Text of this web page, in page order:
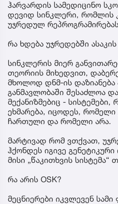
ჰარვარდის სამედიცინო
დევიდ სინკლერი, რომლის
უჯრედულ
რა ხდება უჯრედებში
სინკლერის მიერ
თეორიის მიხედვით,
მხოლოდ დნმ-ის
განმავლობაში შესაძლოა
მექანიზმებიც -
ეხმარება, იცოდეს, რომელი
ჩართული და რომელი არა.
მარტივად რომ ვთქვათ,
ჰქონდეს იგივე
მისი „წაკითხვის
რა არის OSK?
მეცნიერები იკვლევენ სამი